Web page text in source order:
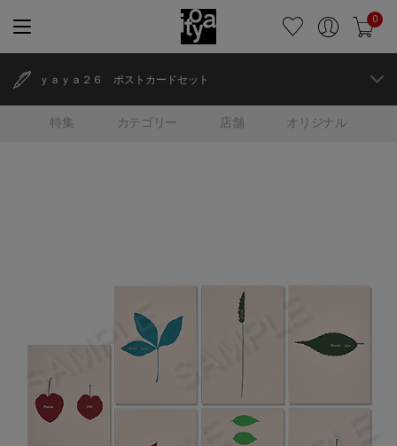
0
特集 カテゴリー 店舗 オリジナル
ｙａｙａ２６ ポストカードセット